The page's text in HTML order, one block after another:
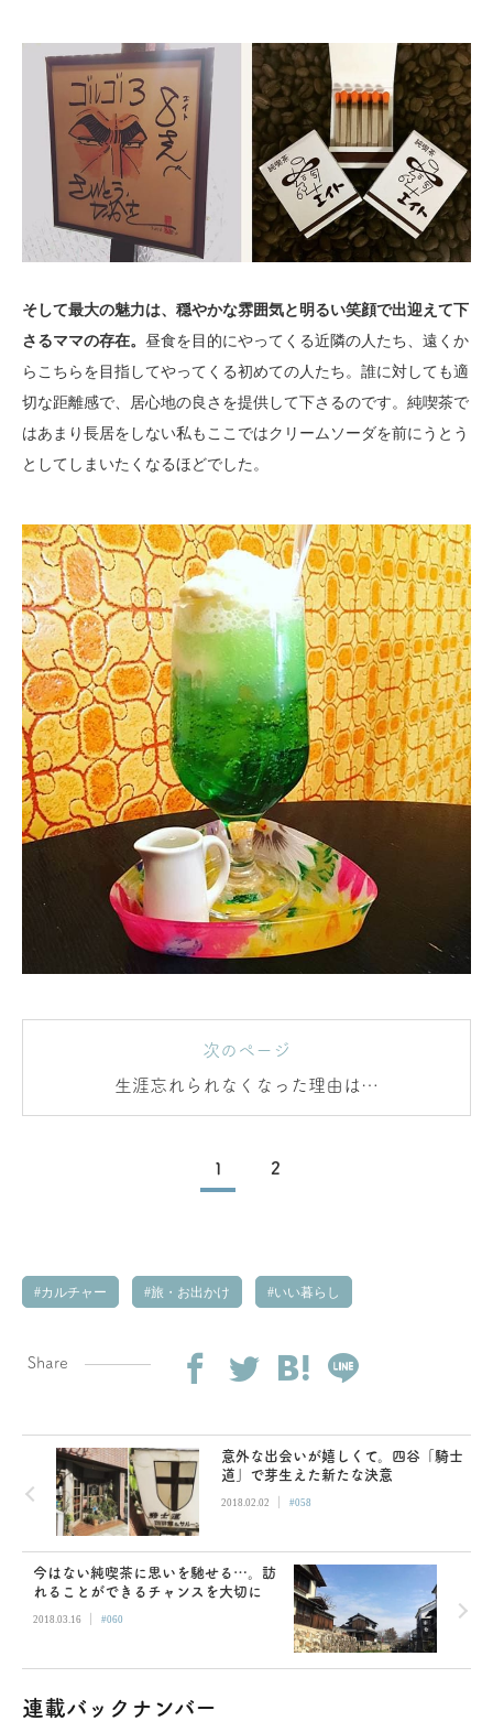
そして最大の魅力は、穏やかな雰囲気と明るい笑顔で出迎えて下
さるママの存在。 昼食を目的にやってくる近隣の人たち、遠くか
らこちらを目指してやってくる初めての人たち。誰に対しても適
切な距離感で、居心地の良さを提供して下さるのです。純喫茶で
はあまり長居をしない私もここではクリームソーダを前にうとう
としてしまいたくなるほどでした。
次のページ
生涯忘れられなくなった理由は…
1 2
カルチャー 旅・お出かけ いい暮らし
Share
意外な出会いが嬉しくて。四谷「騎士
道」で芽生えた新たな決意
2018.02.02 | #058
今はない純喫茶に思いを馳せる…。訪
れることができるチャンスを大切に
2018.03.16 | #060
連載バックナンバー